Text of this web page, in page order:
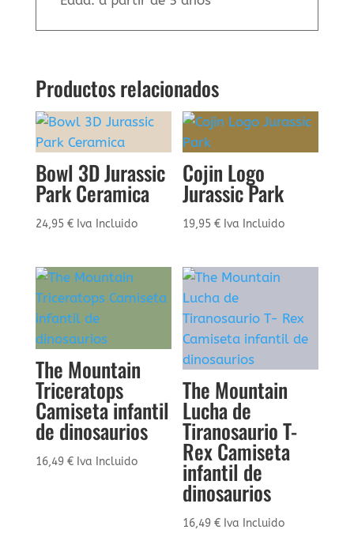
Productos relacionados
Bowl 3D Jurassic
Park Ceramica
24,95 € Iva Incluido
Cojin Logo
Jurassic Park
19,95€ Iva Incluido
The Mountain
Triceratops
Camiseta infantil
de dinosaurios
16,49 € Iva Incluido
The Mountain
Lucha de
Tiranosaurio T-
Rex Camiseta
infantil de
dinosaurios
16,49€ Iva Incluido